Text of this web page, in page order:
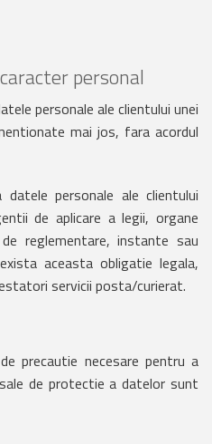
personal
personale ale clientului unei
mai jos, fara acordul
datele personale ale clientului
de aplicare a legii, organe
reglementare, instante sau
aceasta obligatie legala,
servicii posta/curierat.
precautie necesare pentru a
de protectie a datelor sunt